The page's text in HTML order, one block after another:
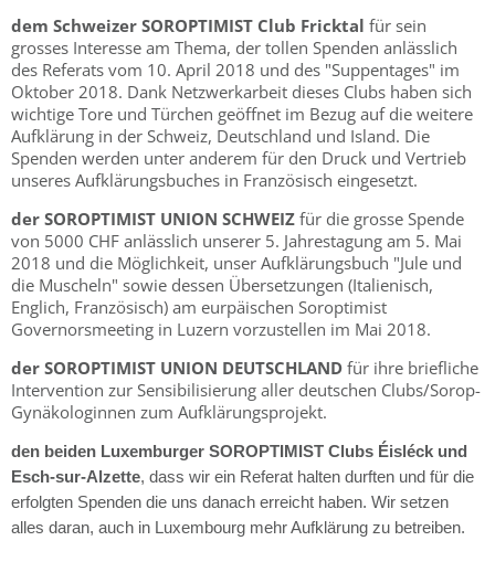
dem Schweizer SOROPTIMIST Club Fricktal für sein
grosses Interesse am Thema, der tollen Spenden anlässlich
des Referats vom 10. April 2018 und des "Suppentages" im
Oktober 2018. Dank Netzwerkarbeit dieses Clubs haben sich
wichtige Tore und Türchen geöffnet im Bezug auf die weitere
Aufklärung in der Schweiz, Deutschland und Island. Die
Spenden werden unter anderem für den Druck und Vertrieb
unseres Aufklärungsbuches in Französisch eingesetzt.
der SOROPTIMIST UNION SCHWEIZ für die grosse Spende
von 5000 CHF anlässlich unserer 5. Jahrestagung am 5. Mai
2018 und die Möglichkeit, unser Aufklärungsbuch "Jule und
die Muscheln" sowie dessen Übersetzungen (Italienisch,
Englich, Französisch) am eurpäischen Soroptimist
Governorsmeeting in Luzern vorzustellen im Mai 2018.
der SOROPTIMIST UNION DEUTSCHLAND für ihre briefliche
Intervention zur Sensibilisierung aller deutschen Clubs/Sorop-
Gynäkologinnen zum Aufklärungsprojekt.
den beiden Luxemburger SOROPTIMIST Clubs Éisléck und
Esch-sur-Alzette, dass wir ein Referat halten durften und für die
erfolgten Spenden die uns danach erreicht haben. Wir setzen
alles daran, auch in Luxembourg mehr Aufklärung zu betreiben.